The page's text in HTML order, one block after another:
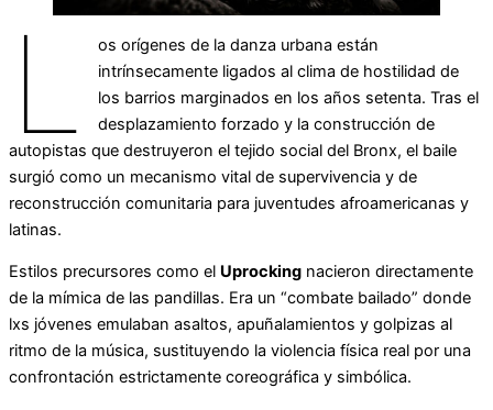
L
os orígenes de la danza urbana están
intrínsecamente ligados al clima de hostilidad de
los barrios marginados en los años setenta. Tras el
desplazamiento forzado y la construcción de
autopistas que destruyeron el tejido social del Bronx, el baile
surgió como un mecanismo vital de supervivencia y de
reconstrucción comunitaria para juventudes afroamericanas y
latinas.
Estilos precursores como el Uprocking nacieron directamente
de la mímica de las pandillas. Era un “combate bailado” donde
lxs jóvenes emulaban asaltos, apuñalamientos y golpizas al
ritmo de la música, sustituyendo la violencia física real por una
confrontación estrictamente coreográfica y simbólica.